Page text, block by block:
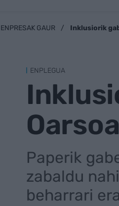
ENPRESAK GAUR Inklusiorik
ENPLEGUA
Paperik
zabaldu
beharrari